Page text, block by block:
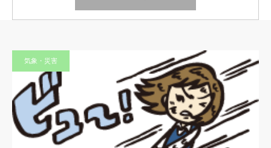
気象・災害